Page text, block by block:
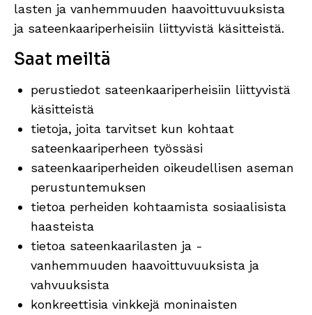
lasten ja vanhemmuuden haavoittuvuuksista
ja sateenkaariperheisiin liittyvistä käsitteistä.
Saat meiltä
perustiedot sateenkaariperheisiin liittyvistä
käsitteistä
tietoja, joita tarvitset kun kohtaat
sateenkaariperheen työssäsi
sateenkaariperheiden oikeudellisen aseman
perustuntemuksen
tietoa perheiden kohtaamista sosiaalisista
haasteista
tietoa sateenkaarilasten ja -
vanhemmuuden haavoittuvuuksista ja
vahvuuksista
konkreettisia vinkkejä moninaisten